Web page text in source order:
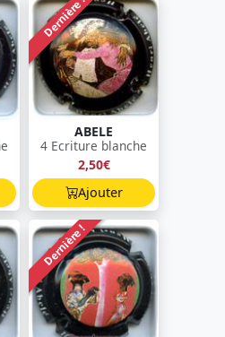
Dernière !
ABELE
4 Ecriture blanche
2,50€
Ajouter
Dernière !